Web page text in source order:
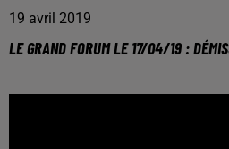
19 avril 2019
LE GRAND FORUM LE 17/04/19 :